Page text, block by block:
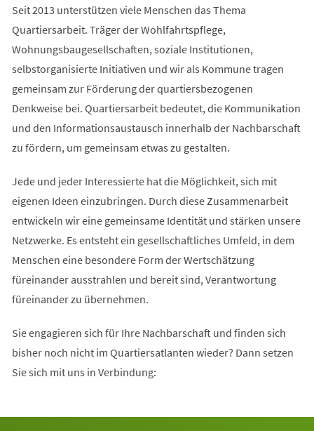
Seit 2013 unterstützen viele Menschen das Thema
Quartiersarbeit. Träger der Wohlfahrtspflege,
Wohnungsbaugesellschaften, soziale Institutionen,
selbstorganisierte Initiativen und wir als Kommune tragen
gemeinsam zur Förderung der quartiersbezogenen
Denkweise bei. Quartiersarbeit bedeutet, die Kommunikation
und den Informationsaustausch innerhalb der Nachbarschaft
zu fördern, um gemeinsam etwas zu gestalten.
Jede und jeder Interessierte hat die Möglichkeit, sich mit
eigenen Ideen einzubringen. Durch diese Zusammenarbeit
entwickeln wir eine gemeinsame Identität und stärken unsere
Netzwerke. Es entsteht ein gesellschaftliches Umfeld, in dem
Menschen eine besondere Form der Wertschätzung
füreinander ausstrahlen und bereit sind, Verantwortung
füreinander zu übernehmen.
Sie engagieren sich für Ihre Nachbarschaft und finden sich
bisher noch nicht im Quartiersatlanten wieder? Dann setzen
Sie sich mit uns in Verbindung: